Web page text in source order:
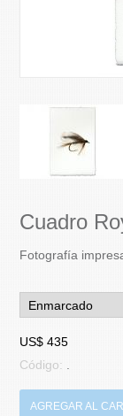
Cuadro
Fotografía
US$ 435
Código:
AGREGAR AL